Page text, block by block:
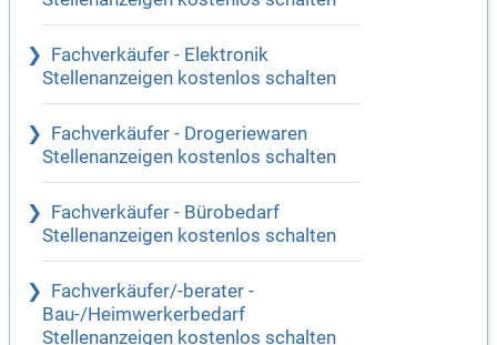
Fachverkäufer - Elektronik
Stellenanzeigen kostenlos schalten
Fachverkäufer - Drogeriewaren
Stellenanzeigen kostenlos schalten
Fachverkäufer - Bürobedarf
Stellenanzeigen kostenlos schalten
Fachverkäufer/-berater -
Bau-/Heimwerkerbedarf
Stellenanzeigen kostenlos schalten